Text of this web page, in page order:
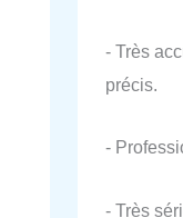
- Très
précis.
-
- Très